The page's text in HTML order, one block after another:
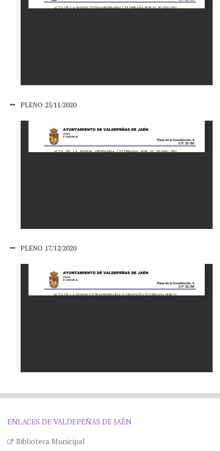
PLENO 25/11/2020
PLENO 17/12/2020
ENLACES DE VALDEPEÑAS DE JAÉN
Biblioteca Municipal